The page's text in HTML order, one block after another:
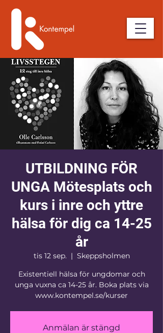
UTBILDNING FÖR
UNGA Mötesplats och
kurs i inre och yttre
hälsa för dig ca 14-25
år
tis 12 sep.
  |
Skeppsholmen
Existentiell hälsa för ungdomar och
unga vuxna ca 14-25 år. Boka plats via
www.kontempel.se/kurser
Anmälan är stängd